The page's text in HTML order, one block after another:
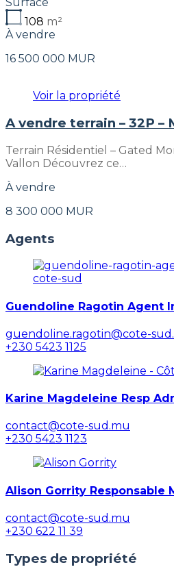
Surface
108 m²
À vendre
16 500 000 MUR
Voir la propriété
A vendre terrain – 32P –
Terrain Résidentiel – Gated
Vallon Découvrez ce…
À vendre
8 300 000 MUR
Agents
Guendoline Ragotin Agent
guendoline.ragotin@cote-
+230 5423 1125
Karine Magdeleine Resp
contact@cote-sud.mu
+230 5423 1123
Alison Gorrity Responsable
contact@cote-sud.mu
+230 622 11 39
Types de propriété